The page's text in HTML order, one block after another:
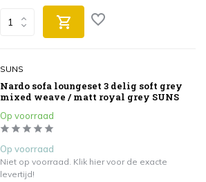
SUNS
Nardo sofa loungeset 3 delig soft grey
mixed weave / matt royal grey SUNS
Op voorraad
Op voorraad
Niet op voorraad. Klik hier voor de exacte
levertijd!